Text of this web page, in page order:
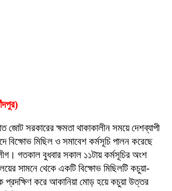
জোট সরকারের ক্ষমতা থাকাকালীন সময়ে দেশব্যাপী
বিক্ষোভ মিছিল ও সমাবেশ কর্মসূচি পালন করেছে
গতকাল বুধবার সকাল ১১টায় কর্মসূচির অংশ
সামনে থেকে একটি বিক্ষোভ মিছিলটি কচুয়া-
প্রদক্ষিণ করে আকানিয়া মোড় হয়ে কচুয়া উত্তর